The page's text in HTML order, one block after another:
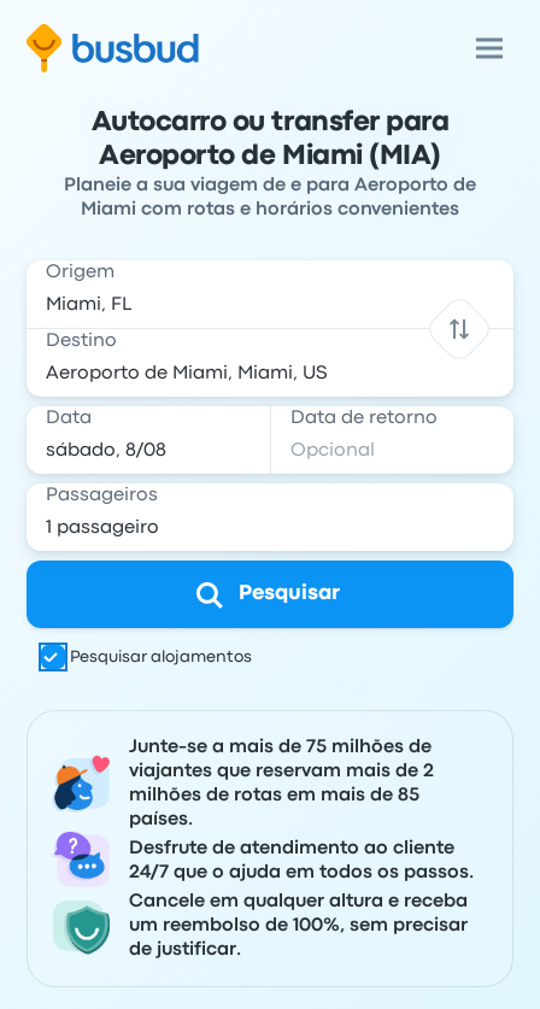
Autocarro ou transfer para
Aeroporto de Miami (MIA)
Planeie a sua viagem de e para Aeroporto de
Miami com rotas e horários convenientes
Origem
Destino
Data Data de retorno
Passageiros
Pesquisar
Pesquisar alojamentos
Junte-se a mais de 75 milhões de
viajantes que reservam mais de 2
milhões de rotas em mais de 85
países.
Desfrute de atendimento ao cliente
24/7 que o ajuda em todos os passos.
Cancele em qualquer altura e receba
um reembolso de 100%, sem precisar
de justificar.